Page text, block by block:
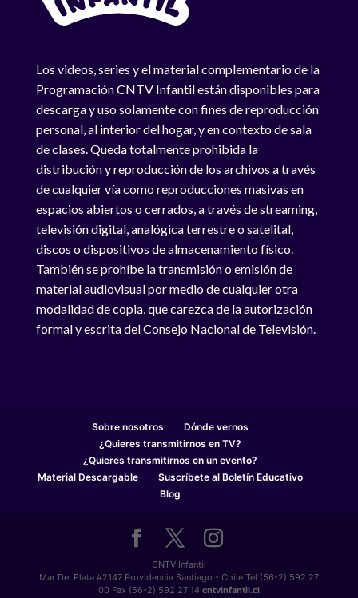
Los videos, series y el material complementario de la
Programación CNTV Infantil están disponibles para
descarga y uso solamente con fines de reproducción
personal, al interior del hogar, y en contexto de sala
de clases. Queda totalmente prohibida la
distribución y reproducción de los archivos a través
de cualquier vía como reproducciones masivas en
espacios abiertos o cerrados, a través de streaming,
televisión digital, analógica terrestre o satelital,
discos o dispositivos de almacenamiento físico.
También se prohíbe la transmisión o emisión de
material audiovisual por medio de cualquier otra
modalidad de copia, que carezca de la autorización
formal y escrita del Consejo Nacional de Televisión.
Sobre nosotros
Dónde vernos
¿Quieres transmitirnos en TV?
¿Quieres transmitirnos en un evento?
Material Descargable
Suscríbete al Boletín Educativo
Blog
CNTV Infantil
Mar Del Plata #2147 Providencia Santiago - Chile Tel (56-2) 592 27
00 Fax (56-2) 592 27 14 cntvinfantil.cl